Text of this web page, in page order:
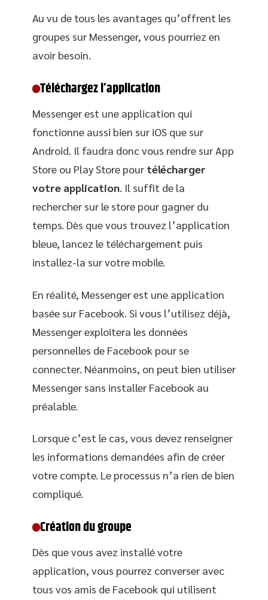
Au vu de tous les avantages qu’offrent les
groupes sur Messenger, vous pourriez en
avoir besoin.
Téléchargez l’application
Messenger est une application qui
fonctionne aussi bien sur iOS que sur
Android. Il faudra donc vous rendre sur App
Store ou Play Store pour télécharger
votre application. Il suffit de la
rechercher sur le store pour gagner du
temps. Dès que vous trouvez l’application
bleue, lancez le téléchargement puis
installez-la sur votre mobile.
En réalité, Messenger est une application
basée sur Facebook. Si vous l’utilisez déjà,
Messenger exploitera les données
personnelles de Facebook pour se
connecter. Néanmoins, on peut bien utiliser
Messenger sans installer Facebook au
préalable.
Lorsque c’est le cas, vous devez renseigner
les informations demandées afin de créer
votre compte. Le processus n’a rien de bien
compliqué.
Création du groupe
Dès que vous avez installé votre
application, vous pourrez converser avec
tous vos amis de Facebook qui utilisent